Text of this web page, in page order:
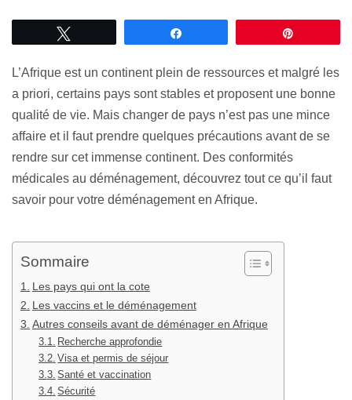
L’Afrique est un continent plein de ressources et malgré les
a priori, certains pays sont stables et proposent une bonne
qualité de vie. Mais changer de pays n’est pas une mince
affaire et il faut prendre quelques précautions avant de se
rendre sur cet immense continent. Des conformités
médicales au déménagement, découvrez tout ce qu’il faut
savoir pour votre déménagement en Afrique.
Sommaire
Les pays qui ont la cote
Les vaccins et le déménagement
Autres conseils avant de déménager en Afrique
Recherche approfondie
Visa et permis de séjour
Santé et vaccination
Sécurité